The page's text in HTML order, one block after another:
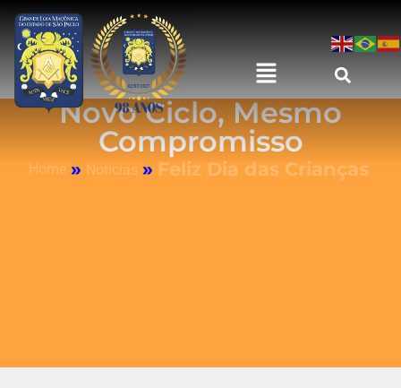
Novo Ciclo, Mesmo
Compromisso
Home » Notícias » Feliz Dia das Crianças